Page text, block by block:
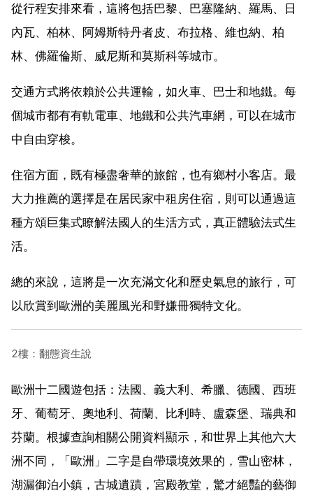
從行程安排來看，這將包括巴黎、巴塞隆納、羅馬、日
內瓦、柏林、阿姆斯特丹者皮、布拉格、維也納、柏
林、佛羅倫斯、威尼斯和莫斯科等城市。
交通方式將依賴於公共運輸，如火車、巴士和地鐵。每
個城市都有有軌電車、地鐵和公共汽車網，可以在城市
中自由穿梭。
住宿方面，既有極盡奢華的旅館，也有鄉村小客店。最
大力推薦的選擇是在居民家中租房住宿，則可以通過這
種方頌巨集式瞭解法國人的生活方式，真正體驗法式生
活。
總的來說，這將是一次充滿文化和歷史氣息的旅行，可
以欣賞到歐洲的美麗風光和野嫌冊獨特文化。
2樓：翻態資生說
歐洲十二國遊包括：法國、義大利、希臘、德國、西班
牙、葡萄牙、奧地利、荷蘭、比利時、盧森堡、瑞典和
芬蘭。根據查詢相關公開資料顯示，和世界上其他六大
洲不同，「歐洲」二字是自帶環境效果的，雪山密林，
湖漏御泊小鎮，古城遺蹟，宮殿教堂，驚才絕豔的藝御